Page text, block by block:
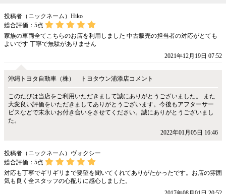
投稿者（ニックネーム）Hiko
総合評価： 5点
家族の車両全てこちらのお店を利用しました 中古販売の担当者の対応がとても
よいです 丁寧で無駄がありません
2021年12月19日 07:52
沖縄トヨタ自動車（株） トヨタウン浦添店コメント
このたびは当店をご利用いただきまして誠にありがとうございました。 また
大変良い評価をいただきましてありがとうございます。今後もアフターサー
ビスなどで末永いお付き合いをさせてください。誠にありがとうございまし
た。
2022年01月05日 16:46
投稿者（ニックネーム）ヴォクシー
総合評価： 5点
対応も丁寧でギリギリまで要望を聞いてくれてありがたかったです。お店の雰囲
気も良く全スタッフの心配りに感心しました。